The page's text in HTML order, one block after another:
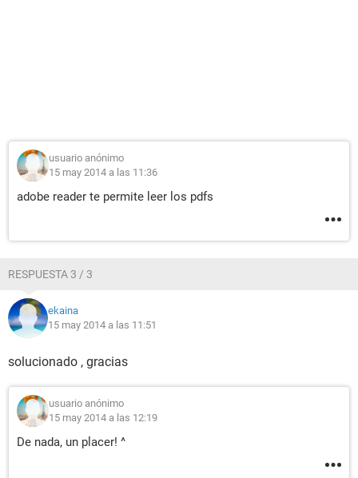
usuario anónimo
15 may 2014 a las 11:36
adobe reader te permite leer los pdfs
RESPUESTA 3 / 3
ekaina
15 may 2014 a las 11:51
solucionado , gracias
usuario anónimo
15 may 2014 a las 12:19
De nada, un placer! ^